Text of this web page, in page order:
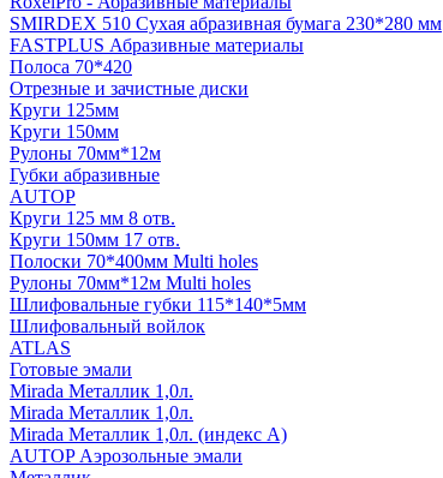
SMIRDEX 510 Сухая абразивная бумага 230*280 мм
FASTPLUS Абразивные материалы
Полоса 70*420
Отрезные и зачистные диски
Круги 125мм
Круги 150мм
Рулоны 70мм*12м
Губки абразивные
AUTOP
Круги 125 мм 8 отв.
Круги 150мм 17 отв.
Полоски 70*400мм Multi holes
Рулоны 70мм*12м Multi holes
Шлифовальные губки 115*140*5мм
Шлифовальный войлок
ATLAS
Готовые эмали
Mirada Металлик 1,0л.
Mirada Металлик 1,0л.
Mirada Металлик 1,0л. (индекс А)
AUTOP Аэрозольные эмали